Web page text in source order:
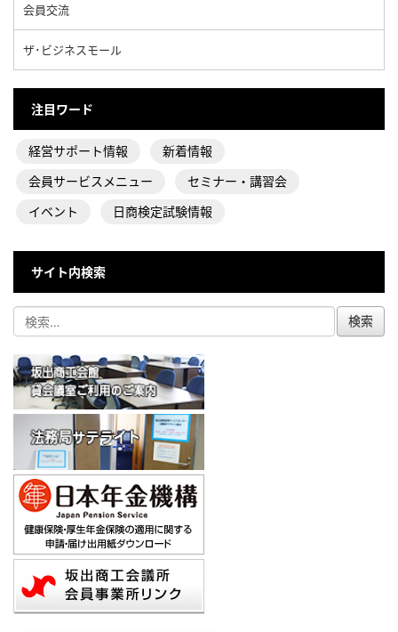
会員交流
ザ･ビジネスモール
注目ワード
経営サポート情報
新着情報
会員サービスメニュー
セミナー・講習会
イベント
日商検定試験情報
サイト内検索